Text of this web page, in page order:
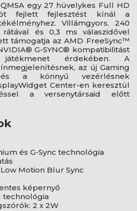
egy 27 hüvelykes Full HD
fejlett fejlesztést kínál a
Villámgyors, 240
és 0,3 ms válaszidővel
támogatja az AMD FreeSync™
G-SYNC® kompatibilitást
érdekében. A
az új Gaming
a könnyű vezérlésnek
Center-en keresztül
a versenytársaid előtt
és G-Sync technológia
Motion Blur Sync
képernyő
technológia
2 x 2W